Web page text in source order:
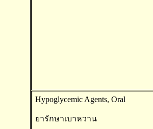
Hypoglycemic Agents, Oral
ยารักษาเบาหวาน